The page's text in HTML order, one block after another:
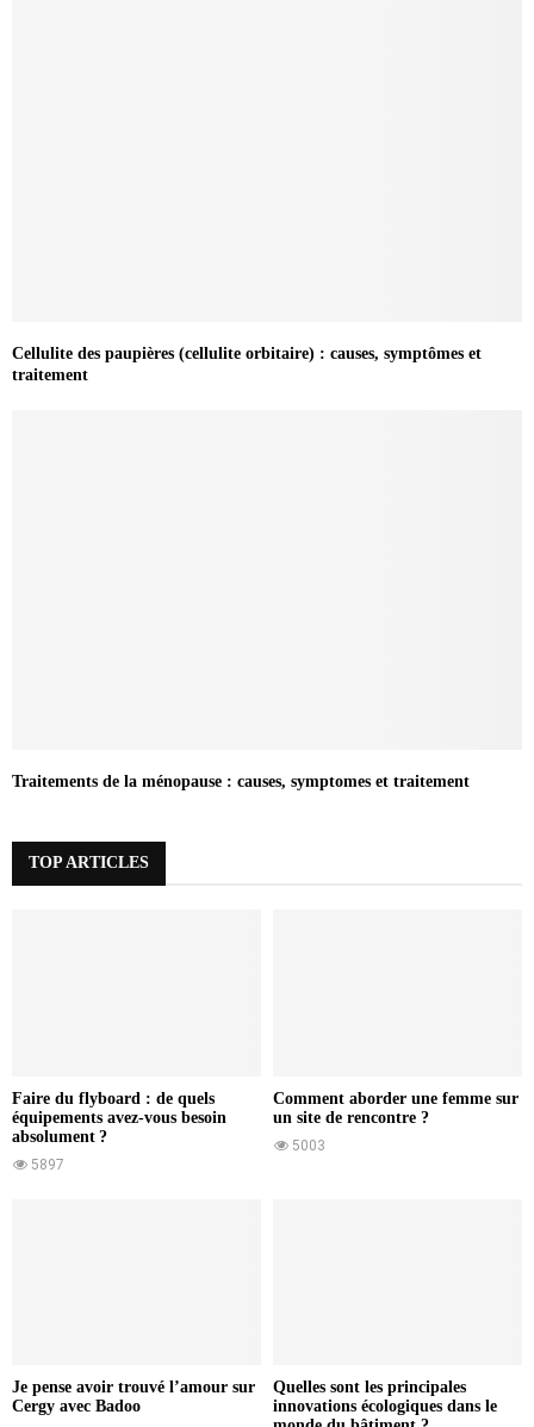
Cellulite des paupières (cellulite orbitaire) : causes, symptômes et
traitement
Traitements de la ménopause : causes, symptomes et traitement
TOP ARTICLES
Faire du flyboard : de quels
équipements avez-vous besoin
absolument ?
5897
Comment aborder une femme sur
un site de rencontre ?
5003
Je pense avoir trouvé l’amour sur
Cergy avec Badoo
Quelles sont les principales
innovations écologiques dans le